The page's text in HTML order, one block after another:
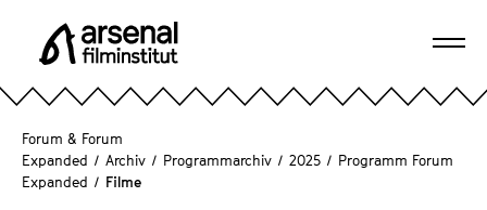
e r
s
e
n
Forum & Forum
Expanded / Archiv / Programmarchiv / 2025 / Programm Forum
Expanded / Filme